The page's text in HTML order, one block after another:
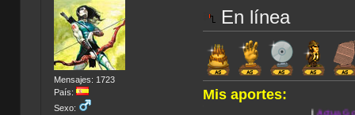
Mensajes: 1723
País:
Sexo:
En línea
Mis aportes:
|Anno